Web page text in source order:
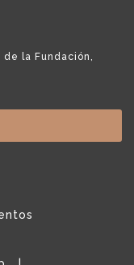
la Fundación,